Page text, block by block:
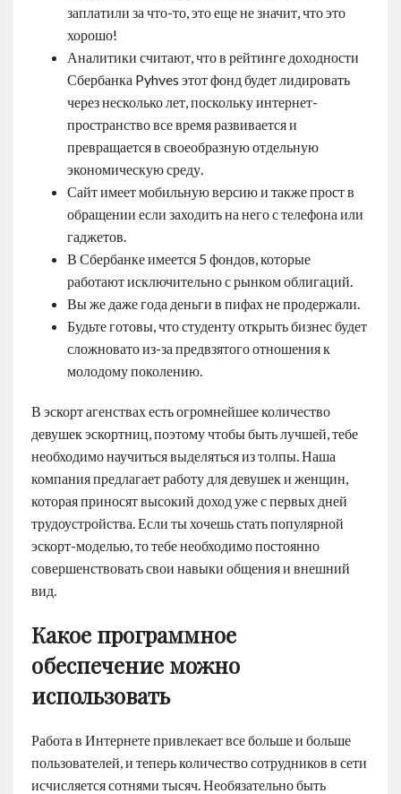
заплатили за что-то, это еще не значит, что это
хорошо!
Аналитики считают, что в рейтинге доходности
Сбербанка Pyhves этот фонд будет лидировать
через несколько лет, поскольку интернет-
пространство все время развивается и
превращается в своеобразную отдельную
экономическую среду.
Сайт имеет мобильную версию и также прост в
обращении если заходить на него с телефона или
гаджетов.
В Сбербанке имеется 5 фондов, которые
работают исключительно с рынком облигаций.
Вы же даже года деньги в пифах не продержали.
Будьте готовы, что студенту открыть бизнес будет
сложновато из-за предвзятого отношения к
молодому поколению.
В эскорт агенствах есть огромнейшее количество
девушек эскортниц, поэтому чтобы быть лучшей, тебе
необходимо научиться выделяться из толпы. Наша
компания предлагает работу для девушек и женщин,
которая приносят высокий доход уже с первых дней
трудоустройства. Если ты хочешь стать популярной
эскорт-моделью, то тебе необходимо постоянно
совершенствовать свои навыки общения и внешний
вид.
Какое программное
обеспечение можно
использовать
Работа в Интернете привлекает все больше и больше
пользователей, и теперь количество сотрудников в сети
исчисляется сотнями тысяч. Необязательно быть